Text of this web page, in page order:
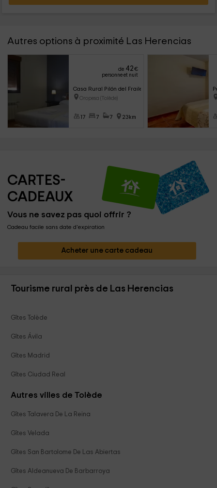
Autres options à proximité Las Herencias
de 42€
personne et nuit
Casa Rural Pilón del Fraile
Oropesa (Tolède)
17 7 7 23km
CARTES-
CADEAUX
Vous ne savez pas quoi offrir ?
Cadeau facile sans date d'expiration
Acheter une carte cadeau
Tourisme rural près de Las Herencias
Gîtes Tolède
Gîtes Ávila
Gîtes Madrid
Gîtes Ciudad Real
Autres villes de Tolède
Gîtes Talavera De La Reina
Gîtes Velada
Gîtes San Bartolome De Las Abiertas
Gîtes Aldeanueva De Barbarroya